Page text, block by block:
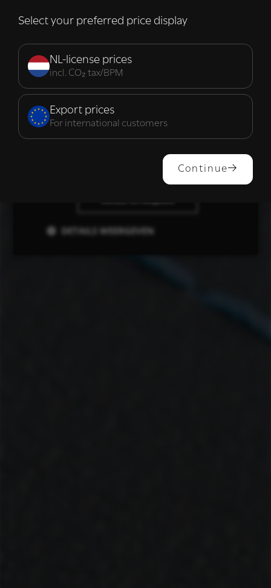
Select your preferred price display
NL-license prices
incl. CO₂ tax/BPM
Export prices
For international customers
Continue
van hun diensten. Lees verder
Strikt
noodzakelijk
Prestatie Targeting
ALLES ACCEPTEREN
DETAILS WEERGEVEN